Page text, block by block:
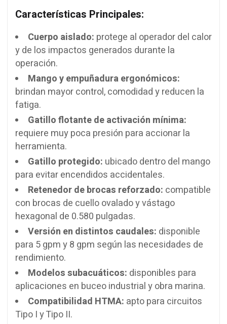
Características Principales:
Cuerpo aislado: protege al operador del calor
y de los impactos generados durante la
operación.
Mango y empuñadura ergonómicos:
brindan mayor control, comodidad y reducen la
fatiga.
Gatillo flotante de activación mínima:
requiere muy poca presión para accionar la
herramienta.
Gatillo protegido: ubicado dentro del mango
para evitar encendidos accidentales.
Retenedor de brocas reforzado: compatible
con brocas de cuello ovalado y vástago
hexagonal de 0.580 pulgadas.
Versión en distintos caudales: disponible
para 5 gpm y 8 gpm según las necesidades de
rendimiento.
Modelos subacuáticos: disponibles para
aplicaciones en buceo industrial y obra marina.
Compatibilidad HTMA: apto para circuitos
Tipo I y Tipo II.